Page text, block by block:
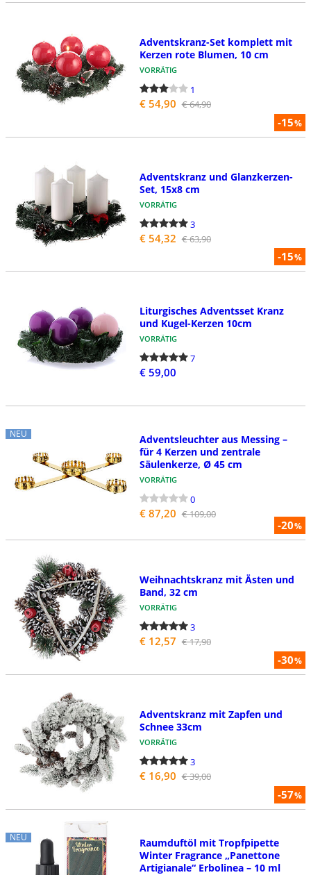
-15%
Adventskranz-Set komplett mit
Kerzen rote Blumen, 10 cm
VORRÄTIG
1
€ 54,90 € 64,90
-15%
Adventskranz und Glanzkerzen-
Set, 15x8 cm
VORRÄTIG
3
€ 54,32 € 63,90
Liturgisches Adventsset Kranz
und Kugel-Kerzen 10cm
VORRÄTIG
7
€ 59,00
NEU
-20%
Adventsleuchter aus Messing –
für 4 Kerzen und zentrale
Säulenkerze, Ø 45 cm
VORRÄTIG
0
€ 87,20 € 109,00
-30%
Weihnachtskranz mit Ästen und
Band, 32 cm
VORRÄTIG
3
€ 12,57 € 17,90
-57%
Adventskranz mit Zapfen und
Schnee 33cm
VORRÄTIG
3
€ 16,90 € 39,00
NEU
Raumduftöl mit Tropfpipette
Winter Fragrance „Panettone
Artigianale“ Erbolinea – 10 ml